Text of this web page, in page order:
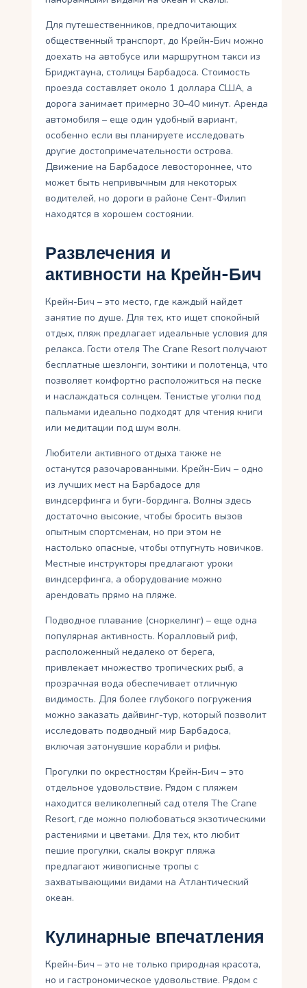
Для путешественников, предпочитающих
общественный транспорт, до Крейн-Бич можно
доехать на автобусе или маршрутном такси из
Бриджтауна, столицы Барбадоса. Стоимость
проезда составляет около 1 доллара США, а
дорога занимает примерно 30–40 минут. Аренда
автомобиля – еще один удобный вариант,
особенно если вы планируете исследовать
другие достопримечательности острова.
Движение на Барбадосе левостороннее, что
может быть непривычным для некоторых
водителей, но дороги в районе Сент-Филип
находятся в хорошем состоянии.
Развлечения и
активности на Крейн-Бич
Крейн-Бич – это место, где каждый найдет
занятие по душе. Для тех, кто ищет спокойный
отдых, пляж предлагает идеальные условия для
релакса. Гости отеля The Crane Resort получают
бесплатные шезлонги, зонтики и полотенца, что
позволяет комфортно расположиться на песке
и наслаждаться солнцем. Тенистые уголки под
пальмами идеально подходят для чтения книги
или медитации под шум волн.
Любители активного отдыха также не
останутся разочарованными. Крейн-Бич – одно
из лучших мест на Барбадосе для
виндсерфинга и буги-бординга. Волны здесь
достаточно высокие, чтобы бросить вызов
опытным спортсменам, но при этом не
настолько опасные, чтобы отпугнуть новичков.
Местные инструкторы предлагают уроки
виндсерфинга, а оборудование можно
арендовать прямо на пляже.
Подводное плавание (сноркелинг) – еще одна
популярная активность. Коралловый риф,
расположенный недалеко от берега,
привлекает множество тропических рыб, а
прозрачная вода обеспечивает отличную
видимость. Для более глубокого погружения
можно заказать дайвинг-тур, который позволит
исследовать подводный мир Барбадоса,
включая затонувшие корабли и рифы.
Прогулки по окрестностям Крейн-Бич – это
отдельное удовольствие. Рядом с пляжем
находится великолепный сад отеля The Crane
Resort, где можно полюбоваться экзотическими
растениями и цветами. Для тех, кто любит
пешие прогулки, скалы вокруг пляжа
предлагают живописные тропы с
захватывающими видами на Атлантический
океан.
Кулинарные впечатления
Крейн-Бич – это не только природная красота,
но и гастрономическое удовольствие. Рядом с